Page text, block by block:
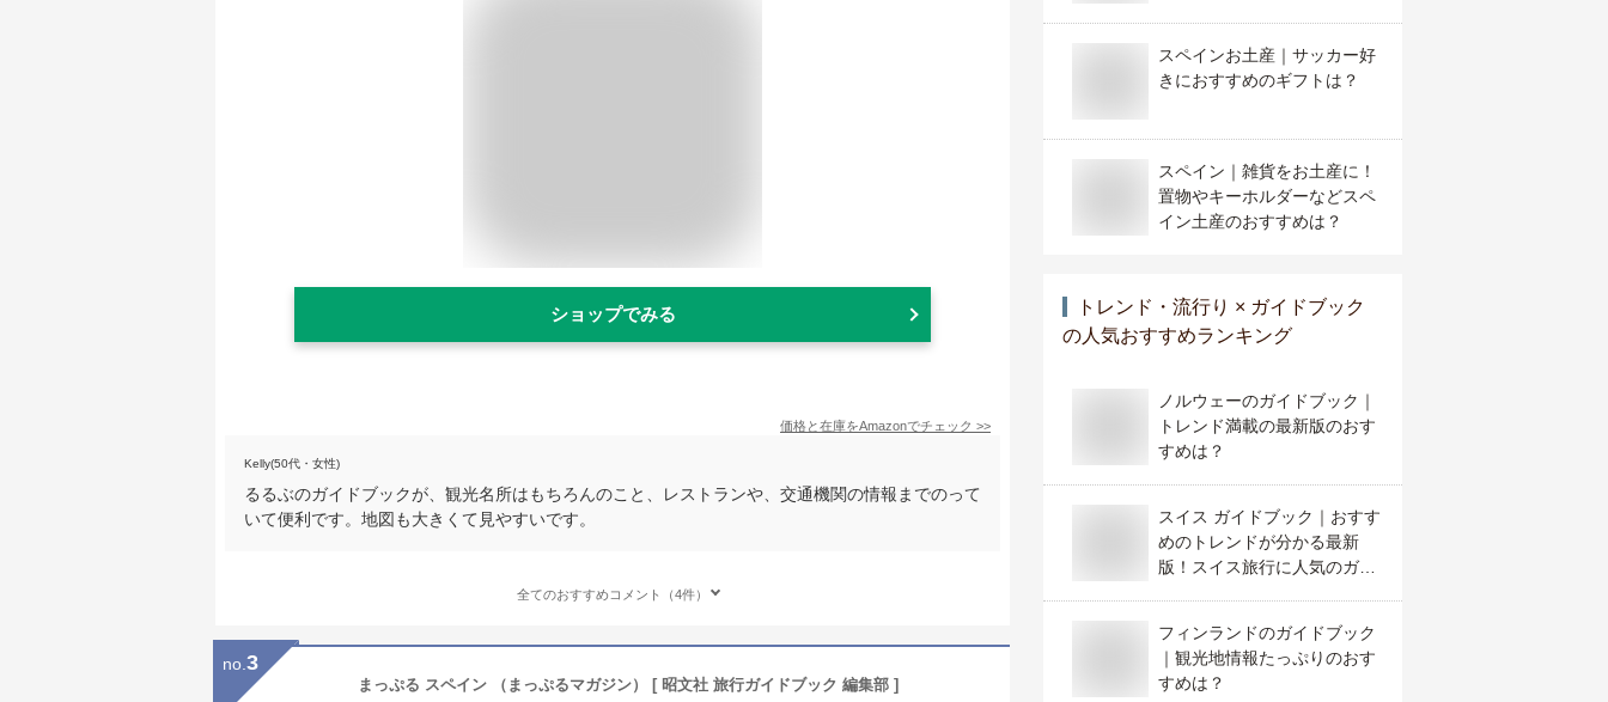
ショップでみる
価格と在庫をAmazonでチェック >>
Kelly(50代・女性)
るるぶのガイドブックが、観光名所はもちろんのこと、レストランや、交通機関の情報までのって
いて便利です。地図も大きくて見やすいです。
全てのおすすめコメント（4件）
no. 3
まっぷる スペイン （まっぷるマガジン） [ 昭文社 旅行ガイドブック 編集部 ]
スペインお土産｜サッカー好
きにおすすめのギフトは？
スペイン｜雑貨をお土産に！
置物やキーホルダーなどスペ
イン土産のおすすめは？
トレンド・流行り × ガイドブック
の人気おすすめランキング
ノルウェーのガイドブック｜
トレンド満載の最新版のおす
すめは？
スイス ガイドブック｜おすす
めのトレンドが分かる最新
版！スイス旅行に人気のガイ
フィンランドのガイドブック
｜観光地情報たっぷりのおす
すめは？